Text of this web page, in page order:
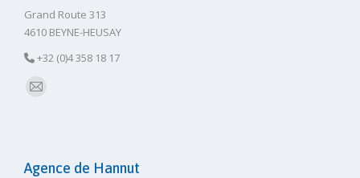
Grand Route 313
4610 BEYNE-HEUSAY
+32 (0)4 358 18 17
E-
Agence de Hannut